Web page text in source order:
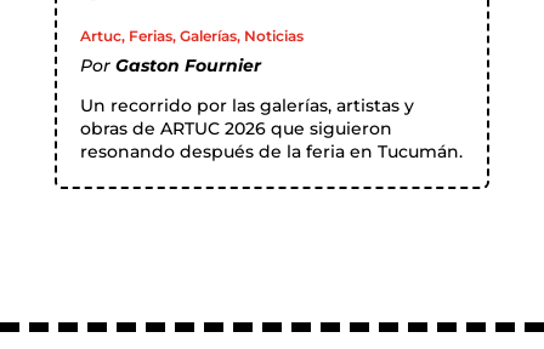
Artuc, Ferias, Galerías, Noticias
Por Gaston Fournier
Un recorrido por las galerías, artistas y
obras de ARTUC 2026 que siguieron
resonando después de la feria en Tucumán.